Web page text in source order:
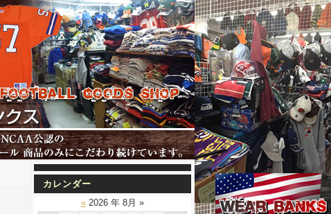
カレンダー
«2026 年 8月 »